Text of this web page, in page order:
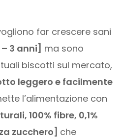
far crescere sani
3 anni] ma sono
biscotti sul mercato,
leggero e facilmente
l’alimentazione con
100% fibre, 0,1%
zucchero] che